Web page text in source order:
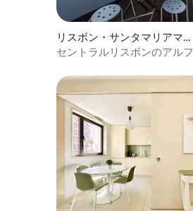
リスボン・サンタマリアマイ
オールのマンション・アパー
セントラルリスボンのアル